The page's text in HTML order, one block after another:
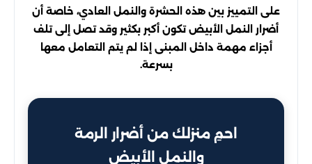
على التمييز بين هذه الحشرة والنمل العادي، خاصة أن
أضرار النمل الأبيض تكون أكبر بكثير وقد تصل إلى تلف
أجزاء مهمة داخل المبنى إذا لم يتم التعامل معها
بسرعة.
احمِ منزلك من أضرار الرمة
والنمل الأبيض